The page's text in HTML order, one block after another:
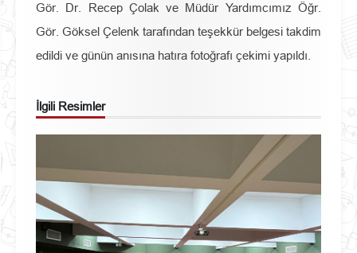
Gör. Dr. Recep Çolak ve Müdür Yardımcımız Öğr.
Gör. Göksel Çelenk tarafından teşekkür belgesi takdim
edildi ve günün anısına hatıra fotoğrafı çekimi yapıldı.
İlgili Resimler